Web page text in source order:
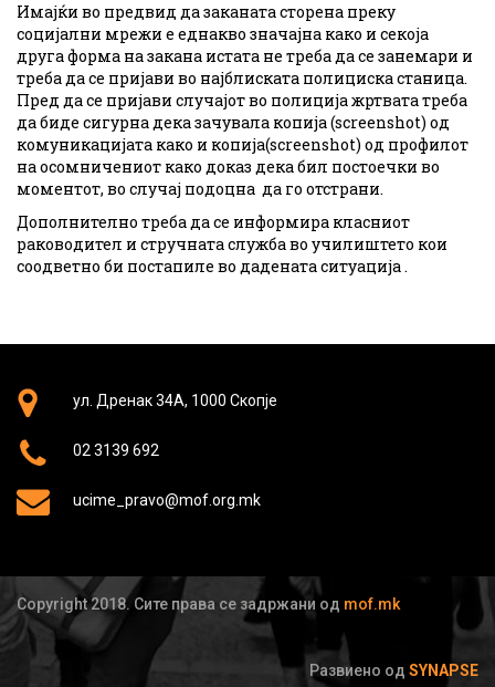
Имајќи во предвид да заканата сторена преку
социјални мрежи е еднакво значајна како и секоја
друга форма на закана истата не треба да се занемари и
треба да се пријави во најблиската полициска станица.
Пред да се пријави случајот во полиција жртвата треба
да биде сигурна дека зачувала копија (screenshot) од
комуникацијата како и копија(screenshot) од профилот
на осомничениот како доказ дека бил постоечки во
моментот, во случај подоцна да го отстрани.
Дополнително треба да се информира класниот
раководител и стручната служба во училиштето кои
соодветно би постапиле во дадената ситуација .
ул. Дренак 34А, 1000 Скопје
02 3139 692
ucime_pravo@mof.org.mk
Copyright 2018. Сите права се задржани од mof.mk
Развиено од SYNAPSE